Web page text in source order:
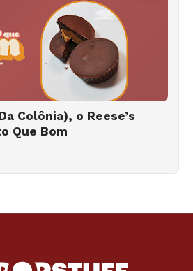
Colônia), o Reese’s
Que Bom